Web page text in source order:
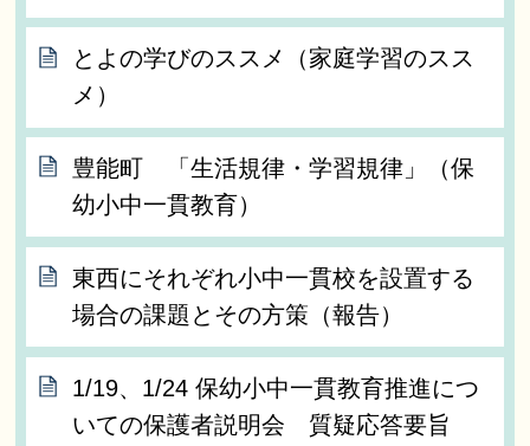
とよの学びのススメ（家庭学習のスス
メ）
豊能町 「生活規律・学習規律」（保
幼小中一貫教育）
東西にそれぞれ小中一貫校を設置する
場合の課題とその方策（報告）
1/19、1/24 保幼小中一貫教育推進につ
いての保護者説明会 質疑応答要旨